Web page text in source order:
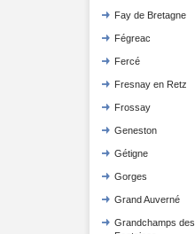
Fay de Bretagne
Fégreac
Fercé
Fresnay en Retz
Frossay
Geneston
Gétigne
Gorges
Grand Auverné
Grandchamps des